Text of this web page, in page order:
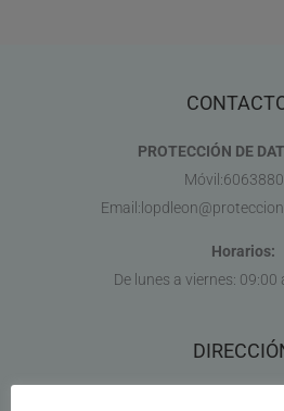
PROTECCIÓN DE
Horarios:
De lunes a viernes: 09:00